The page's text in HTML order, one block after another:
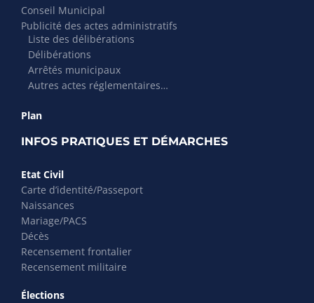
Conseil Municipal
Publicité des actes administratifs
Liste des délibérations
Délibérations
Arrêtés municipaux
Autres actes réglementaires…
Plan
INFOS PRATIQUES ET DÉMARCHES
Etat Civil
Carte d’identité/Passeport
Naissances
Mariage/PACS
Décès
Recensement frontalier
Recensement militaire
Élections